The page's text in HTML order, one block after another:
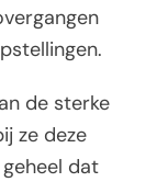
de sterke
ze deze
dat